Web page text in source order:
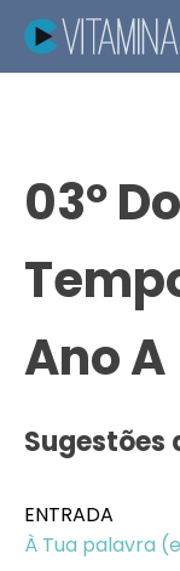
03º
Ano A
Sugestões
ENTRADA
À Tua palavra